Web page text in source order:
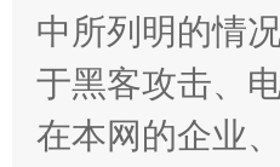
中所列明的情
于黑客攻击、
在本网的企业